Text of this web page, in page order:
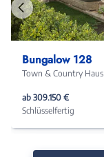
Bungalow 128
ab 309.150 €
Schlüsselfertig
Vorheriges
Haus